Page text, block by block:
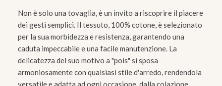
Non è solo una tovaglia, è un invito a riscoprire il piacere
dei gesti semplici. Il tessuto, 100% cotone, è selezionato
per la sua morbidezza e resistenza, garantendo una
caduta impeccabile e una facile manutenzione. La
delicatezza del suo motivo a "pois" si sposa
armoniosamente con qualsiasi stile d'arredo, rendendola
versatile e adatta ad ogni occasione, dalla colazione